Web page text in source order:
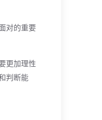
对的重要
更加理性
判断能